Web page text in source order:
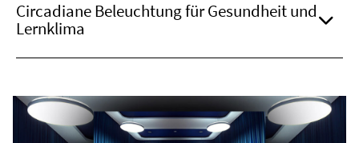
Circadiane Beleuchtung für Gesundheit und
Lernklima